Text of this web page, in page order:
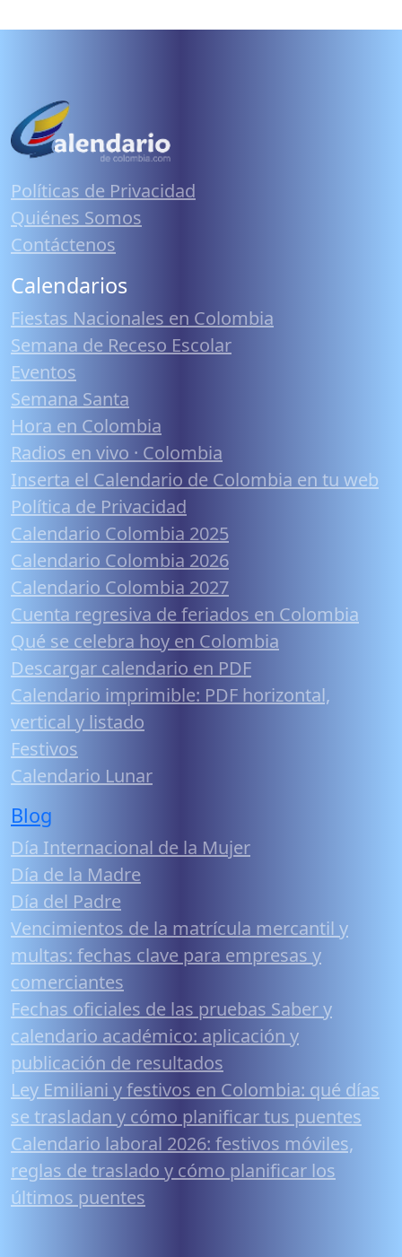
Políticas de Privacidad
Quiénes Somos
Contáctenos
Calendarios
Fiestas Nacionales en Colombia
Semana de Receso Escolar
Eventos
Semana Santa
Hora en Colombia
Radios en vivo · Colombia
Inserta el Calendario de Colombia en tu web
Política de Privacidad
Calendario Colombia 2025
Calendario Colombia 2026
Calendario Colombia 2027
Cuenta regresiva de feriados en Colombia
Qué se celebra hoy en Colombia
Descargar calendario en PDF
Calendario imprimible: PDF horizontal,
vertical y listado
Festivos
Calendario Lunar
Blog
Día Internacional de la Mujer
Día de la Madre
Día del Padre
Vencimientos de la matrícula mercantil y
multas: fechas clave para empresas y
comerciantes
Fechas oficiales de las pruebas Saber y
calendario académico: aplicación y
publicación de resultados
Ley Emiliani y festivos en Colombia: qué días
se trasladan y cómo planificar tus puentes
Calendario laboral 2026: festivos móviles,
reglas de traslado y cómo planificar los
últimos puentes